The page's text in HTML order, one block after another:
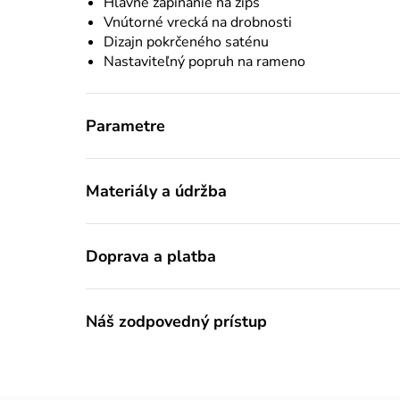
Vnútorné vrecká na drobnosti
Dizajn pokrčeného saténu
Nastaviteľný popruh na rameno
Parametre
Materiály a údržba
Doprava a platba
Náš zodpovedný prístup